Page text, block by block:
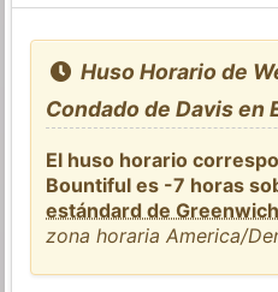
Huso Horario de
Condado de Davis en
El huso horario
Bountiful es -7 horas
estándard de Greenwich
zona horaria America/